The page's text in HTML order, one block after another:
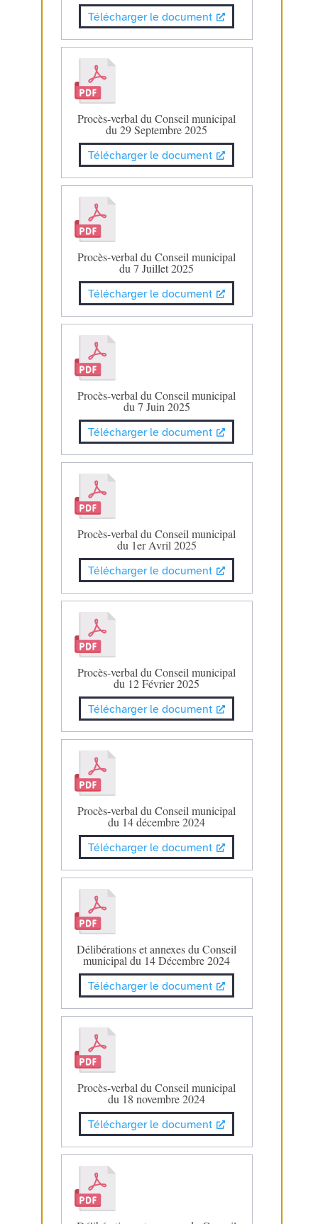
Télécharger le document
Procès-verbal du Conseil municipal
du 29 Septembre 2025
Télécharger le document
Procès-verbal du Conseil municipal
du 7 Juillet 2025
Télécharger le document
Procès-verbal du Conseil municipal
du 7 Juin 2025
Télécharger le document
Procès-verbal du Conseil municipal
du 1er Avril 2025
Télécharger le document
Procès-verbal du Conseil municipal
du 12 Février 2025
Télécharger le document
Procès-verbal du Conseil municipal
du 14 décembre 2024
Télécharger le document
Délibérations et annexes du Conseil
municipal du 14 Décembre 2024
Télécharger le document
Procès-verbal du Conseil municipal
du 18 novembre 2024
Télécharger le document